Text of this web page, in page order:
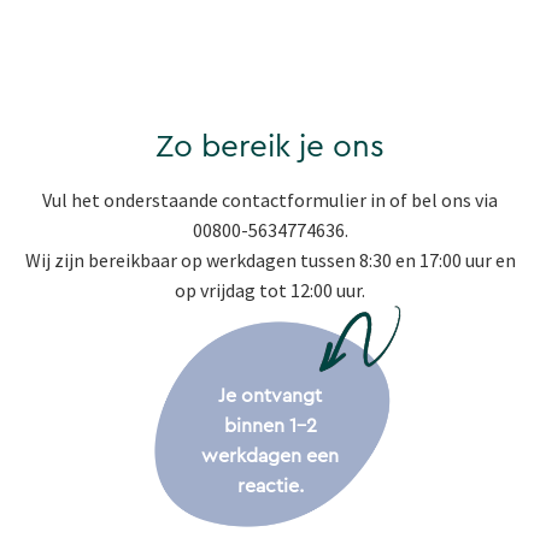
Zo bereik je ons
Vul het onderstaande contactformulier in of bel ons via
00800-5634774636.
Wij zijn bereikbaar op werkdagen tussen 8:30 en 17:00 uur en
op vrijdag tot 12:00 uur.
Je ontvangt
binnen 1-2
werkdagen een
reactie.